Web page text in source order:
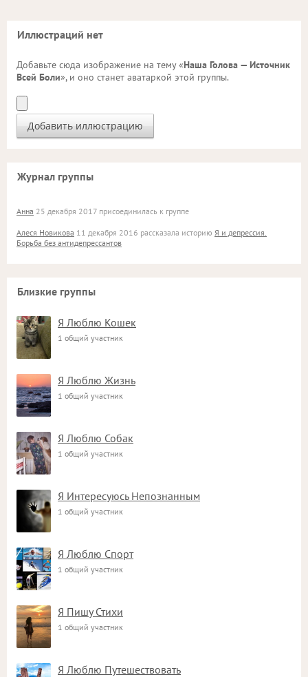
Иллюстраций нет
Добавьте сюда изображение на тему «Наша Голова — Источник
Всей Боли», и оно станет аватаркой этой группы.
Журнал группы
Анна 25 декабря 2017 присоединилась к группе
Алеся Новикова 11 декабря 2016 рассказала историю Я и депрессия.
Борьба без антидепрессантов
Близкие группы
Я Люблю Кошек
1 общий участник
Я Люблю Жизнь
1 общий участник
Я Люблю Собак
1 общий участник
Я Интересуюсь Непознанным
1 общий участник
Я Люблю Спорт
1 общий участник
Я Пишу Стихи
1 общий участник
Я Люблю Путешествовать